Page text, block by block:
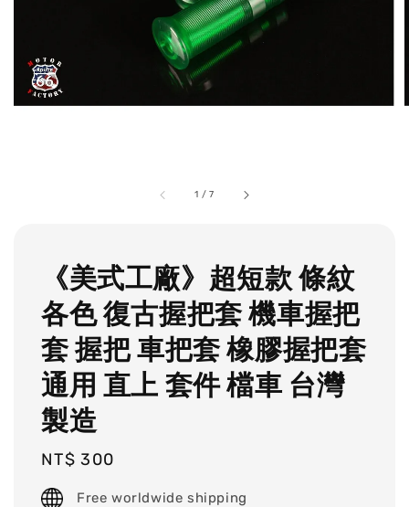
1 /7
《美式工廠》超短款 條紋
各色 復古握把套 機車握把
套 握把 車把套 橡膠握把套
通用 直上 套件 檔車 台灣
製造
Regular
price
NT$ 300
Free worldwide shipping